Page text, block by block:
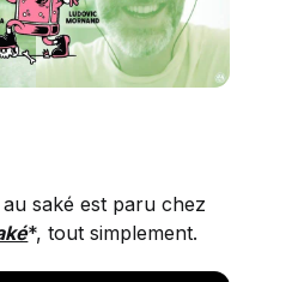
saké est paru chez
*, tout simplement.